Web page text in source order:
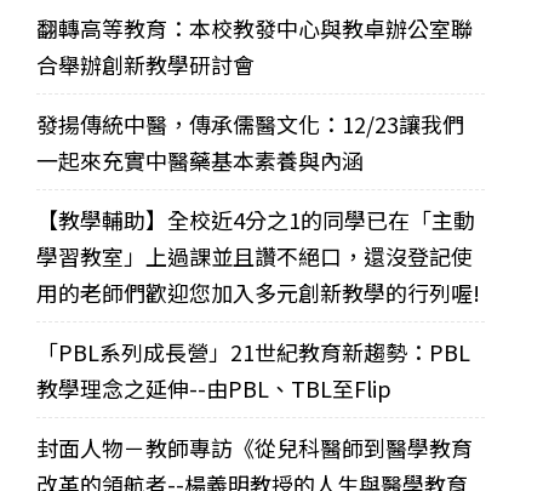
翻轉高等教育：本校教發中心與教卓辦公室聯
合舉辦創新教學研討會
發揚傳統中醫，傳承儒醫文化：12/23讓我們
一起來充實中醫藥基本素養與內涵
【教學輔助】全校近4分之1的同學已在「主動
學習教室」上過課並且讚不絕口，還沒登記使
用的老師們歡迎您加入多元創新教學的行列喔!
「PBL系列成長營」21世紀教育新趨勢：PBL
教學理念之延伸--由PBL、TBL至Flip
封面人物－教師專訪《從兒科醫師到醫學教育
改革的領航者--楊義明教授的人生與醫學教育